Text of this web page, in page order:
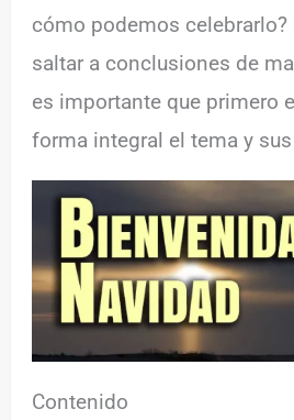
cómo podemos celebrarlo?
saltar a conclusiones de
es importante que primero
forma integral el tema y
Contenido